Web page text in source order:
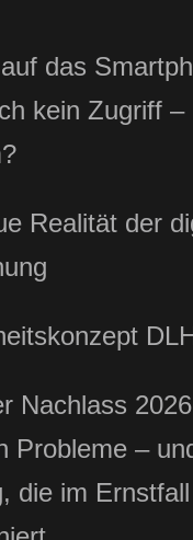
das
kein Zugriff –
Realität der
Nachlass
Probleme –
die im